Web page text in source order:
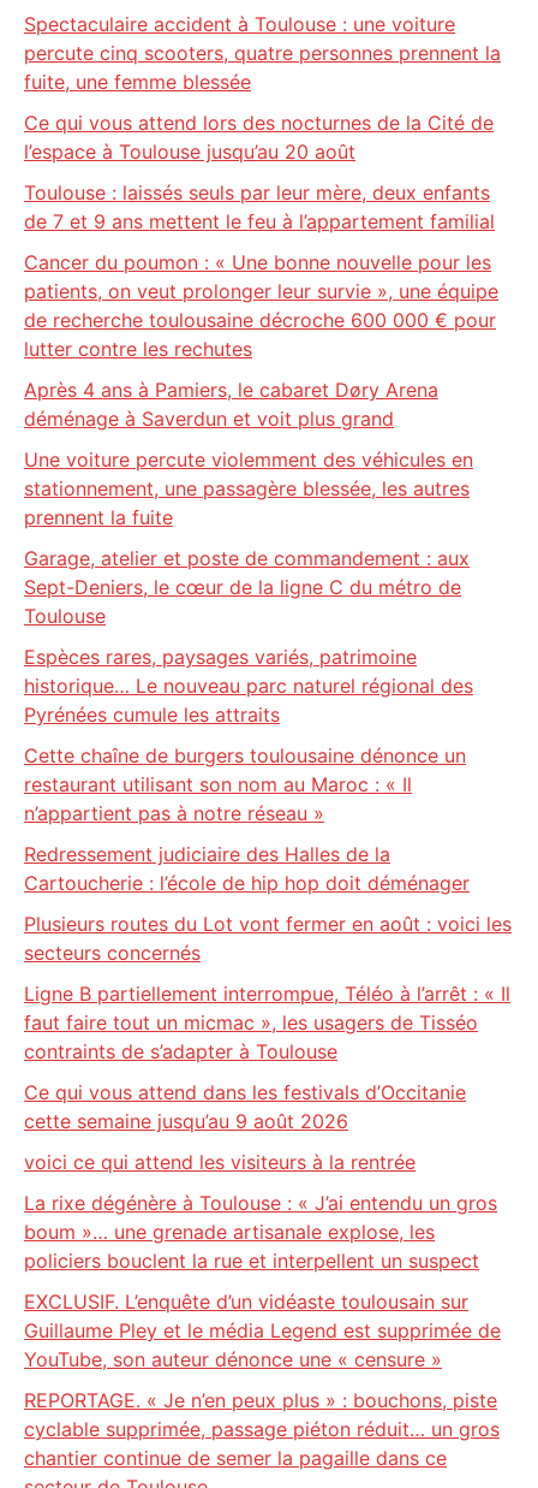
Spectaculaire accident à Toulouse : une voiture
percute cinq scooters, quatre personnes prennent la
fuite, une femme blessée
Ce qui vous attend lors des nocturnes de la Cité de
l’espace à Toulouse jusqu’au 20 août
Toulouse : laissés seuls par leur mère, deux enfants
de 7 et 9 ans mettent le feu à l’appartement familial
Cancer du poumon : « Une bonne nouvelle pour les
patients, on veut prolonger leur survie », une équipe
de recherche toulousaine décroche 600 000 € pour
lutter contre les rechutes
Après 4 ans à Pamiers, le cabaret Døry Arena
déménage à Saverdun et voit plus grand
Une voiture percute violemment des véhicules en
stationnement, une passagère blessée, les autres
prennent la fuite
Garage, atelier et poste de commandement : aux
Sept-Deniers, le cœur de la ligne C du métro de
Toulouse
Espèces rares, paysages variés, patrimoine
historique… Le nouveau parc naturel régional des
Pyrénées cumule les attraits
Cette chaîne de burgers toulousaine dénonce un
restaurant utilisant son nom au Maroc : « Il
n’appartient pas à notre réseau »
Redressement judiciaire des Halles de la
Cartoucherie : l’école de hip hop doit déménager
Plusieurs routes du Lot vont fermer en août : voici les
secteurs concernés
Ligne B partiellement interrompue, Téléo à l’arrêt : « Il
faut faire tout un micmac », les usagers de Tisséo
contraints de s’adapter à Toulouse
Ce qui vous attend dans les festivals d’Occitanie
cette semaine jusqu’au 9 août 2026
voici ce qui attend les visiteurs à la rentrée
La rixe dégénère à Toulouse : « J’ai entendu un gros
boum »… une grenade artisanale explose, les
policiers bouclent la rue et interpellent un suspect
EXCLUSIF. L’enquête d’un vidéaste toulousain sur
Guillaume Pley et le média Legend est supprimée de
YouTube, son auteur dénonce une « censure »
REPORTAGE. « Je n’en peux plus » : bouchons, piste
cyclable supprimée, passage piéton réduit… un gros
chantier continue de semer la pagaille dans ce